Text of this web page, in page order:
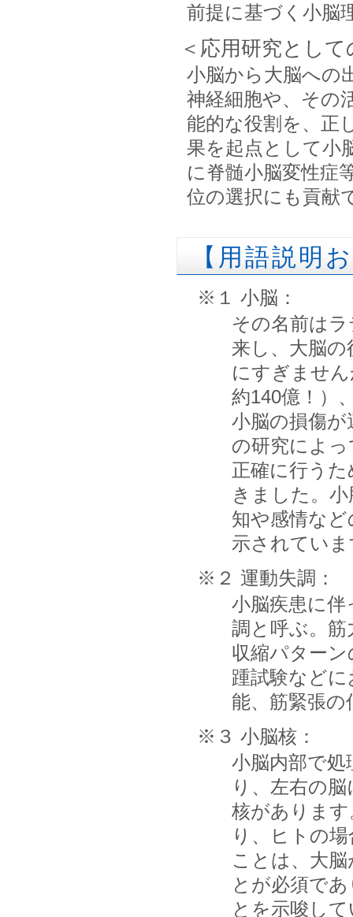
前提に基づく小脳
＜応用研究とし
小脳から大脳への
神経細胞や、その
能的な役割を、正
果を起点として小
に脊髄小脳変性症
位の選択にも貢献
【用語説明
※１ 小脳：
その名前は
来し、大脳
にすぎませ
約140億！）
小脳の損傷
の研究によ
正確に行う
きました。
知や感情な
示されてい
※２ 運動失調：
小脳疾患に伴
調と呼ぶ。
収縮パター
踵試験など
能、筋緊張
※３ 小脳核：
小脳内部で
り、左右の
核がありま
り、ヒトの
ことは、大
とが必須で
とを示唆し